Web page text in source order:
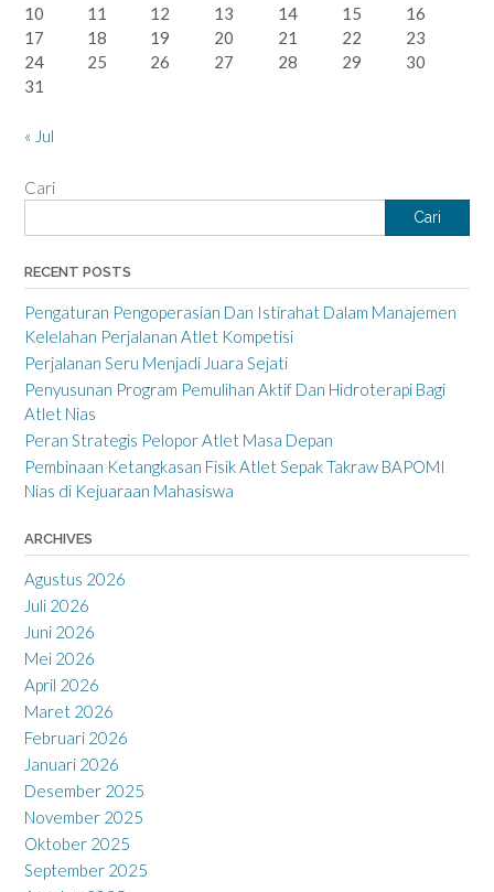
10
11 12 13 14 15
16
17
18 19 20 21 22
23
24
25 26 27 28 29
30
31
« Jul
Cari
Cari
RECENT POSTS
Pengaturan Pengoperasian Dan Istirahat Dalam Manajemen
Kelelahan Perjalanan Atlet Kompetisi
Perjalanan Seru Menjadi Juara Sejati
Penyusunan Program Pemulihan Aktif Dan Hidroterapi Bagi
Atlet Nias
Peran Strategis Pelopor Atlet Masa Depan
Pembinaan Ketangkasan Fisik Atlet Sepak Takraw BAPOMI
Nias di Kejuaraan Mahasiswa
ARCHIVES
Agustus 2026
Juli 2026
Juni 2026
Mei 2026
April 2026
Maret 2026
Februari 2026
Januari 2026
Desember 2025
November 2025
Oktober 2025
September 2025